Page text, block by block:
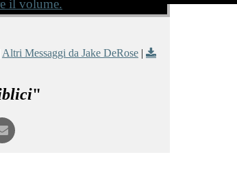
il volume.
Altri Messaggi da Jake DeRose |
"